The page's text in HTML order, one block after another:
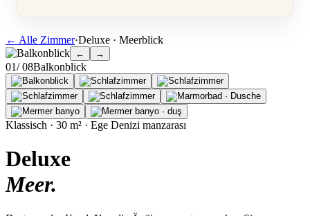
← Alle Zimmer·Deluxe · Meerblick
← →
01/ 08Balkonblick
Klassisch · 30 m² · Ege Denizi manzarası
Deluxe
Meer.